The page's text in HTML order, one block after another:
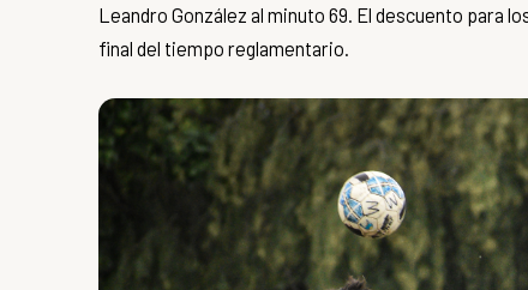
Leandro González al minuto 69. El descuento para
final del tiempo reglamentario.